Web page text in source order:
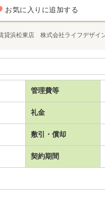
お気に入りに追加する
貸浜松東店 株式会社ライフデザイ
管理費等
礼金
敷引・償却
契約期間